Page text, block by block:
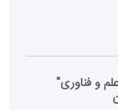
و فناوری"